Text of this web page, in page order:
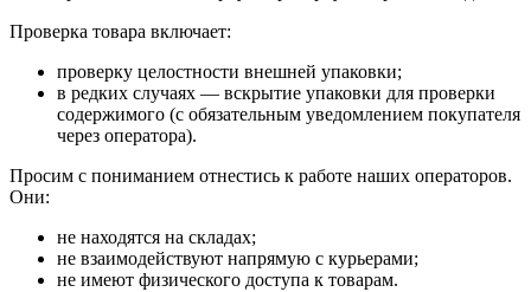
Проверка товара включает:
проверку целостности внешней упаковки;
в редких случаях — вскрытие упаковки для проверки
содержимого (с обязательным уведомлением покупателя
через оператора).
Просим с пониманием отнестись к работе наших операторов.
Они:
не находятся на складах;
не взаимодействуют напрямую с курьерами;
не имеют физического доступа к товарам.